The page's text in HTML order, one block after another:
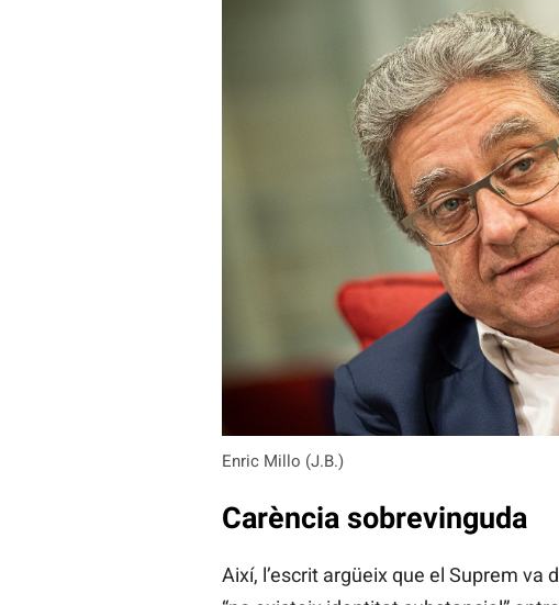
Enric Millo (J.B.)
Carència sobrevinguda
Així, l’escrit argüeix que el Suprem va